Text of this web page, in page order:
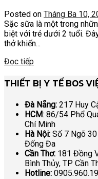
Posted on Tháng Ba 10,
Sặc sữa là một trong
biệt với trẻ dưới 2 tuổi.
thở khiến...
Đọc tiếp
THIẾT BỊ Y TẾ BOS
Đà Nẵng: 217 Huy
HCM: 86/54 Phổ
Chí Minh
Hà Nội: Số 7 Ngõ
Đống Đa
Cần Thơ: 181 Đồng
Bình Thủy, TP Cần
Hotline: